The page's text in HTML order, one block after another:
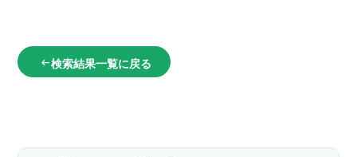
arrow_left_alt検索結果一覧に戻る